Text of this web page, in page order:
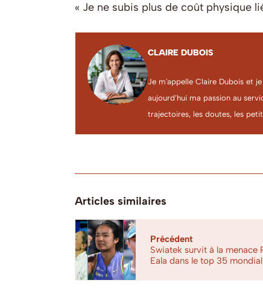
« Je ne subis plus de coût physique
CLAIRE DUBOIS
Je m'appelle Claire Dubois et
aujourd’hui ma passion au
trajectoires, les doutes, les
Articles similaires
Précédent
Swiatek survit à la menace
Eala dans le top 35